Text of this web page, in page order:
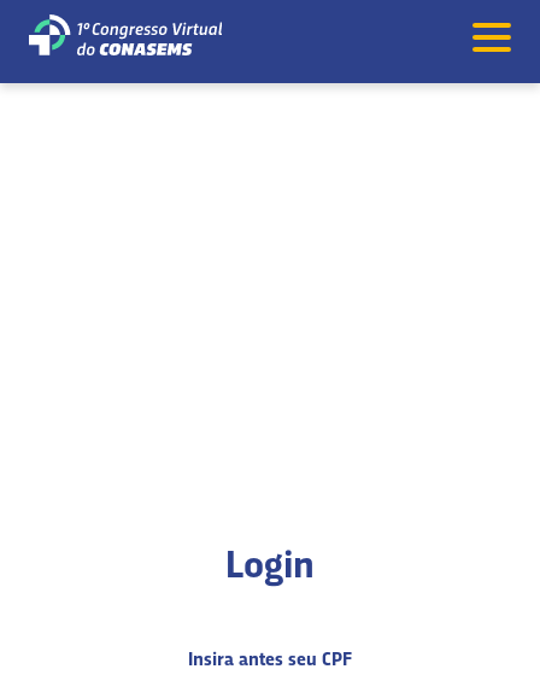
Login
Insira antes seu CPF